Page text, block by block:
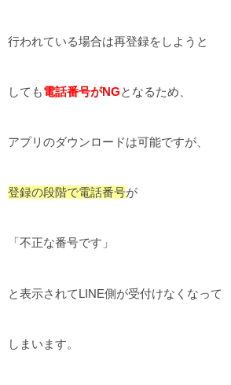
行われている場合は再登録をしようと
しても電話番号がNGとなるため、
アプリのダウンロードは可能ですが、
登録の段階で電話番号が
「不正な番号です」
と表示されてLINE側が受付けなくなって
しまいます。